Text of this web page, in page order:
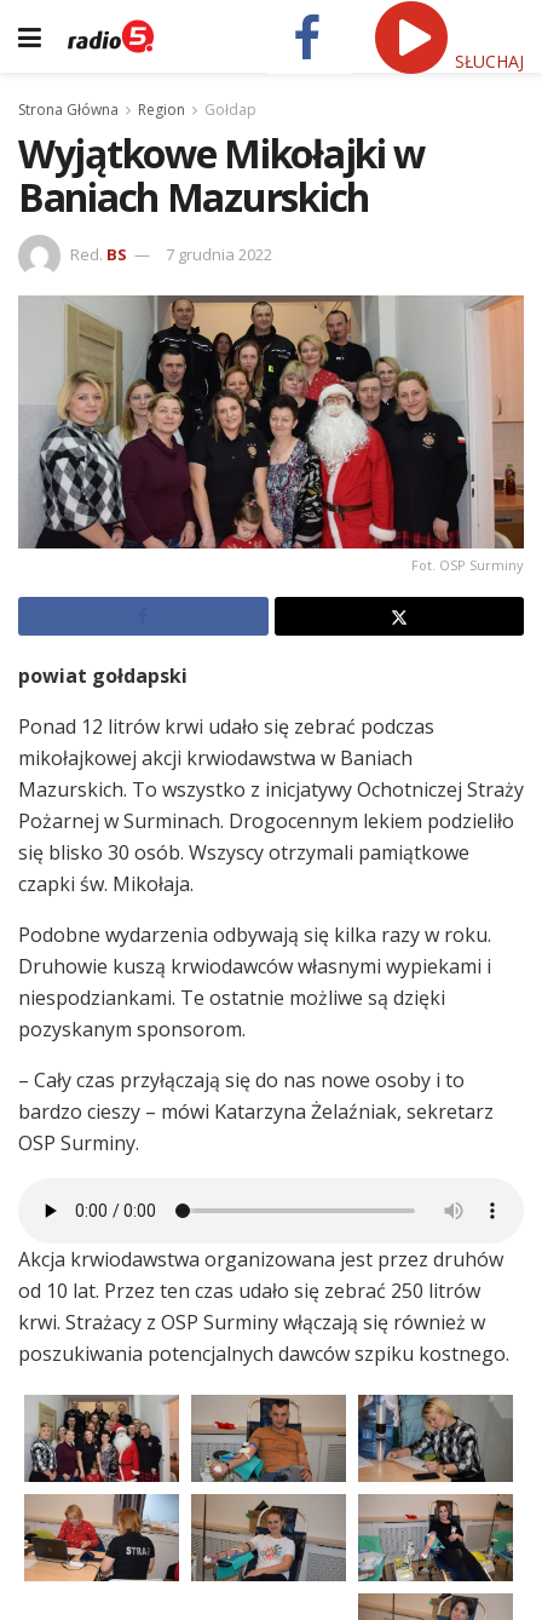
SŁUCHAJ
Strona Główna Region Gołdap
Wyjątkowe Mikołajki w
Baniach Mazurskich
Red. BS 7 grudnia 2022
Fot. OSP Surminy
powiat gołdapski
Ponad 12 litrów krwi udało się zebrać podczas
mikołajkowej akcji krwiodawstwa w Baniach
Mazurskich. To wszystko z inicjatywy Ochotniczej Straży
Pożarnej w Surminach. Drogocennym lekiem podzieliło
się blisko 30 osób. Wszyscy otrzymali pamiątkowe
czapki św. Mikołaja.
Podobne wydarzenia odbywają się kilka razy w roku.
Druhowie kuszą krwiodawców własnymi wypiekami i
niespodziankami. Te ostatnie możliwe są dzięki
pozyskanym sponsorom.
– Cały czas przyłączają się do nas nowe osoby i to
bardzo cieszy – mówi Katarzyna Żelaźniak, sekretarz
OSP Surminy.
Akcja krwiodawstwa organizowana jest przez druhów
od 10 lat. Przez ten czas udało się zebrać 250 litrów
krwi. Strażacy z OSP Surminy włączają się również w
poszukiwania potencjalnych dawców szpiku kostnego.